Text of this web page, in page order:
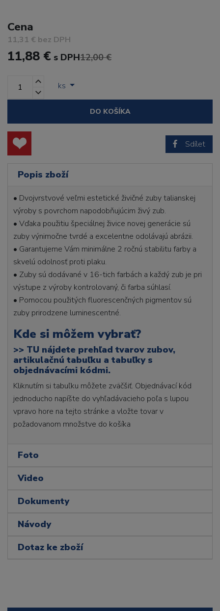
Cena
11,31 € bez DPH
11,88 € s DPH12,00 €
ks
DO KOŠÍKA
Sdílet
Popis zboží
• Dvojvrstvové veľmi estetické živičné zuby talianskej
výroby s povrchom napodobňujúcim živý zub.
• Vďaka použitiu špeciálnej živice novej generácie sú
zuby výnimočne tvrdé a excelentne odolávajú abrázii.
• Garantujeme Vám minimálne 2 ročnú stabilitu farby a
skvelú odolnosť proti plaku.
• Zuby sú dodávané v 16-tich farbách a každý zub je pri
výstupe z výroby kontrolovaný, či farba súhlasí.
• Pomocou použitých fluorescenčných pigmentov sú
zuby prirodzene luminescentné.
Kde si môžem vybrať?
>> TU nájdete prehľad tvarov zubov,
artikulačnú tabuľku a tabuľky s
objednávacími kódmi.
Kliknutím si tabuľku môžete zväčšiť. Objednávací kód
jednoducho napíšte do vyhľadávacieho poľa s lupou
vpravo hore na tejto stránke a vložte tovar v
požadovanom množstve do košíka
Foto
Video
Dokumenty
Návody
Dotaz ke zboží